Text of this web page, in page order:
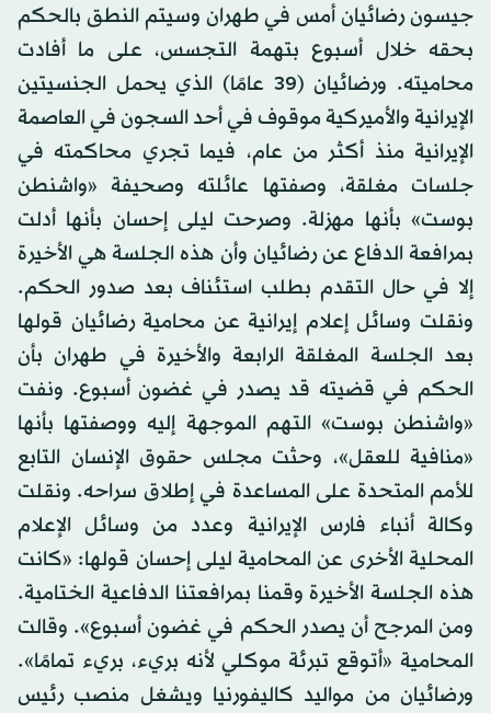
جيسون رضائيان أمس في طهران وسيتم النطق بالحكم
بحقه خلال أسبوع بتهمة التجسس، على ما أفادت
محاميته. ورضائيان (39 عامًا) الذي يحمل الجنسيتين
الإيرانية والأميركية موقوف في أحد السجون في العاصمة
الإيرانية منذ أكثر من عام، فيما تجري محاكمته في
جلسات مغلقة، وصفتها عائلته وصحيفة «واشنطن
بوست» بأنها مهزلة. وصرحت ليلى إحسان بأنها أدلت
بمرافعة الدفاع عن رضائيان وأن هذه الجلسة هي الأخيرة
إلا في حال التقدم بطلب استئناف بعد صدور الحكم.
ونقلت وسائل إعلام إيرانية عن محامية رضائيان قولها
بعد الجلسة المغلقة الرابعة والأخيرة في طهران بأن
الحكم في قضيته قد يصدر في غضون أسبوع. ونفت
«واشنطن بوست» التهم الموجهة إليه ووصفتها بأنها
«منافية للعقل»، وحثت مجلس حقوق الإنسان التابع
للأمم المتحدة على المساعدة في إطلاق سراحه. ونقلت
وكالة أنباء فارس الإيرانية وعدد من وسائل الإعلام
المحلية الأخرى عن المحامية ليلى إحسان قولها: «كانت
هذه الجلسة الأخيرة وقمنا بمرافعتنا الدفاعية الختامية.
ومن المرجح أن يصدر الحكم في غضون أسبوع». وقالت
المحامية «أتوقع تبرئة موكلي لأنه بريء، بريء تمامًا».
ورضائيان من مواليد كاليفورنيا ويشغل منصب رئيس